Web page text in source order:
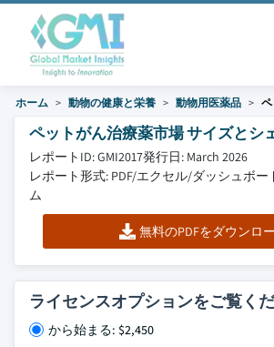
ホーム 動物の健康と栄養 動物用医薬品
ペットがん治療薬市場 サイズとシ
レポートID: GMI2017発行日: March 2026
レポート形式: PDF/エクセル/ダッシュボ
ム
無料のPDFをダウンロ
ライセンスオプションをご覧く
から始まる: $2,450